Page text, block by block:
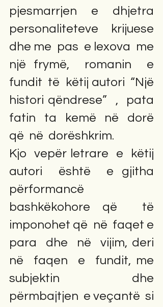
pjesmarrjen  e  dhjetra
personaliteteve  krijuese
dhe me  pas  e lexova  me
një frymë,  romanin  e
fundit  të  këtij autori  “Një
histori qëndrese”  ,  pata
fatin  ta  kemë  në  dorë
Kjo  vepër letrare  e  këtij
autori  është  e gjitha
përformancë
bashkëkohore që  të
imponohet që  në  faqet e
para  dhe  në  vijim, deri
në  faqen  e  fundit, me
subjektin  dhe
përmbajtjen  e veçantë  si